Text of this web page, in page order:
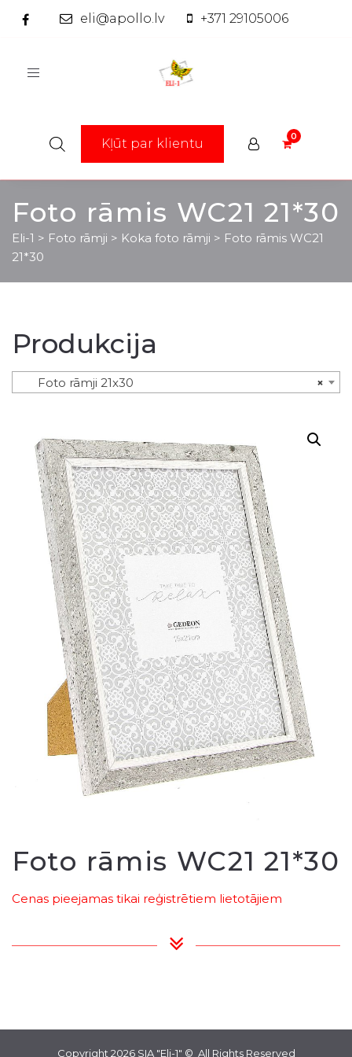
eli@apollo.lv +371 29105006
Toggle
Kļūt par klientu
Foto rāmis WC21 21*30
Eli-1 > Foto rāmji > Koka foto rāmji > Foto rāmis WC21
21*30
Produkcija
×
Foto rāmji 21x30
Foto rāmis WC21 21*30
Cenas pieejamas tikai reģistrētiem lietotājiem
Copyright 2026 SIA "Eli-1" © All Rights Reserved